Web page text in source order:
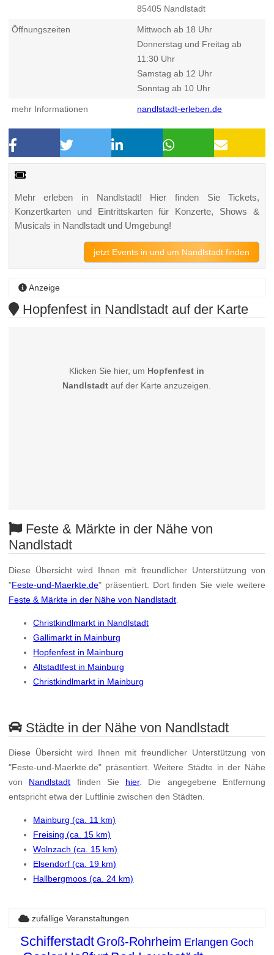
85405 Nandlstadt
Öffnungszeiten
Mittwoch ab 18 Uhr
Donnerstag und Freitag ab
11:30 Uhr
Samstag ab 12 Uhr
Sonntag ab 10 Uhr
mehr Informationen nandlstadt-erleben.de
Mehr erleben in Nandlstadt! Hier finden Sie Tickets,
Konzertkarten und Eintrittskarten für Konzerte, Shows &
Musicals in Nandlstadt und Umgebung!
jetzt Events in und um Nandlstadt finden
Anzeige
Hopfenfest in Nandlstadt auf der Karte
Klicken Sie hier, um Hopfenfest in
Nandlstadt auf der Karte anzuzeigen.
Feste & Märkte in der Nähe von
Nandlstadt
Diese Übersicht wird Ihnen mit freundlicher Unterstützung von
"Feste-und-Maerkte.de" präsentiert. Dort finden Sie viele weitere
Feste & Märkte in der Nähe von Nandlstadt
Christkindlmarkt in Nandlstadt
Gallimarkt in Mainburg
Hopfenfest in Mainburg
Altstadtfest in Mainburg
Christkindlmarkt in Mainburg
Städte in der Nähe von Nandlstadt
Diese Übersicht wird Ihnen mit freundlicher Unterstützung von
"Feste-und-Maerkte.de" präsentiert. Weitere Städte in der Nähe
von Nandlstadt finden Sie hier. Die angegebene Entfernung
entspricht etwa der Luftlinie zwischen den Städten.
Mainburg (ca. 11 km)
Freising (ca. 15 km)
Wolnzach (ca. 15 km)
Elsendorf (ca. 19 km)
Hallbergmoos (ca. 24 km)
zufällige Veranstaltungen
Schifferstadt Groß-Rohrheim Erlangen Goch